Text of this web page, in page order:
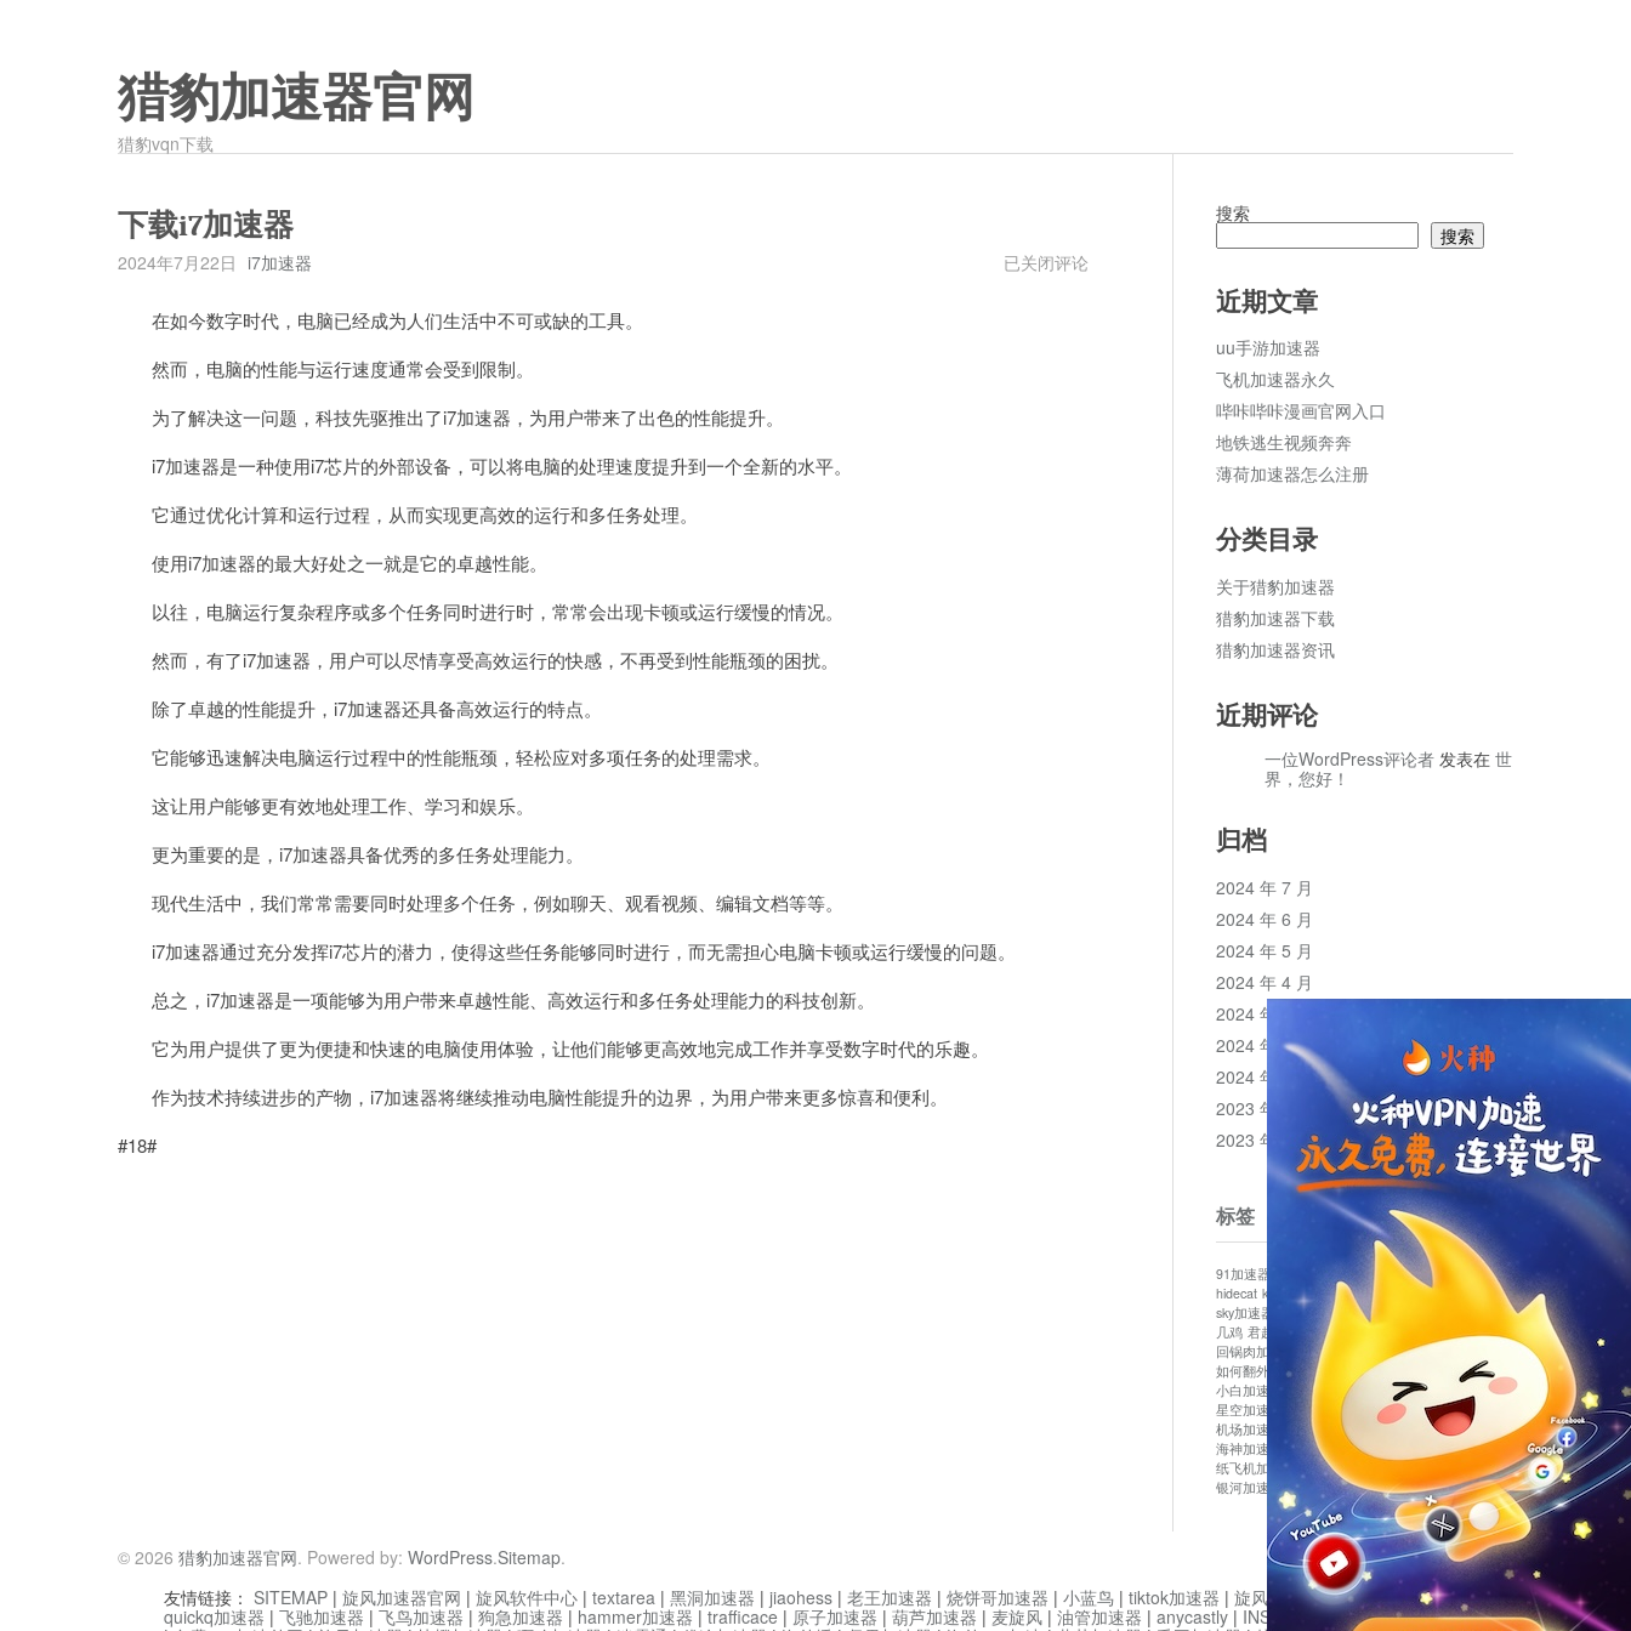
猎豹加速器官网
猎豹vqn下载
下载i7加速器
2024年7月22日 i7加速器
下
已关闭评论
在如今数字时代，电脑已经成为人们生活中不可或缺的工具。
然而，电脑的性能与运行速度通常会受到限制。
为了解决这一问题，科技先驱推出了i7加速器，为用户带来了出色的性能提升。
i7加速器是一种使用i7芯片的外部设备，可以将电脑的处理速度提升到一个全新的水平。
它通过优化计算和运行过程，从而实现更高效的运行和多任务处理。
使用i7加速器的最大好处之一就是它的卓越性能。
以往，电脑运行复杂程序或多个任务同时进行时，常常会出现卡顿或运行缓慢的情况。
然而，有了i7加速器，用户可以尽情享受高效运行的快感，不再受到性能瓶颈的困扰。
除了卓越的性能提升，i7加速器还具备高效运行的特点。
它能够迅速解决电脑运行过程中的性能瓶颈，轻松应对多项任务的处理需求。
这让用户能够更有效地处理工作、学习和娱乐。
更为重要的是，i7加速器具备优秀的多任务处理能力。
现代生活中，我们常常需要同时处理多个任务，例如聊天、观看视频、编辑文档等等。
i7加速器通过充分发挥i7芯片的潜力，使得这些任务能够同时进行，而无需担心电脑卡顿或运行缓慢的问题。
总之，i7加速器是一项能够为用户带来卓越性能、高效运行和多任务处理能力的科技创新。
它为用户提供了更为便捷和快速的电脑使用体验，让他们能够更高效地完成工作并享受数字时代的乐趣。
作为技术持续进步的产物，i7加速器将继续推动电脑性能提升的边界，为用户带来更多惊喜和便利。
#18#
搜索
搜索
近期文章
uu手游加速器
飞机加速器永久
哔咔哔咔漫画官网入口
地铁逃生视频奔奔
薄荷加速器怎么注册
分类目录
关于猎豹加速器
猎豹加速器下载
猎豹加速器资讯
近期评论
一位WordPress评论者 发表在 世
界，您好！
归档
2024 年 7 月
2024 年 6 月
2024 年 5 月
2024 年 4 月
2024 年 3 月
2024 年 2 月
2024 年 1 月
2023 年 12 月
2023 年 11 月
标签
91加速器 bluelayer加速器
clash节点
hidecat kuai500 panda加速器
plex加速器
sky加速器
telegram加速器 中信加速器
云梯加速器
几鸡 君越加速器 哔咔漫画加速器
唐师傅加速器
回锅肉加速器
坚果加速器 壹点加速器
如何翻外墙网站 小哈vp加速器
小火箭加速器
小白加速器
布谷vp加速器 心阶云 快连
星空加速器
最新版clash安卓下载
月光加速器
机场加速器
松果云 极快加速器
梯子加速器
海神加速器
猴王加速器 神灯vp加速器
纸飞机加速器
蓝泡加速器 西游加速器
起飞加速器
银河加速器 鱼跃加速器 鹰眼加速器 黑洞加速版
© 2026 猎豹加速器官网. Powered by: WordPress.Sitemap.
友情链接： SITEMAP | 旋风加速器官网 | 旋风软件中心 | textarea | 黑洞加速器 | jiaohess | 老王加速器 | 烧饼哥加速器 | 小蓝鸟 | tiktok加速器 | 旋风加速度器|旋风加速 |
quickq加速器 | 飞驰加速器 | 飞鸟加速器 | 狗急加速器 | hammer加速器 | trafficace | 原子加速器 | 葫芦加速器 | 麦旋风 | 油管加速器 | anycastly | INS加速器|INS加速器免费版